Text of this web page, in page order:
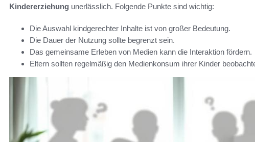
Kindererziehung unerlässlich. Folgende Punkte sind wichtig:
Die Auswahl kindgerechter Inhalte ist von großer Bedeutung.
Die Dauer der Nutzung sollte begrenzt sein.
Das gemeinsame Erleben von Medien kann die Interaktion fördern.
Eltern sollten regelmäßig den Medienkonsum ihrer Kinder